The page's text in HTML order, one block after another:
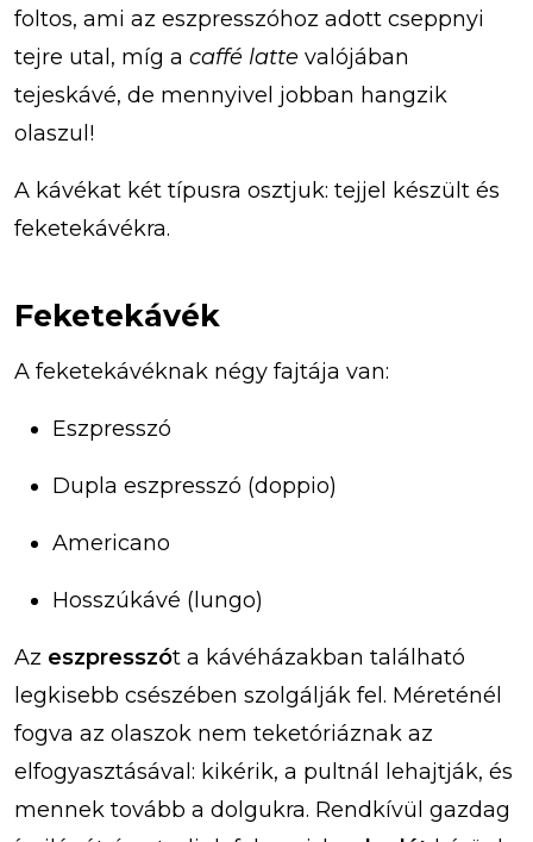
foltos, ami az eszpresszóhoz adott cseppnyi
tejre utal, míg a caffé latte valójában
tejeskávé, de mennyivel jobban hangzik
olaszul!
A kávékat két típusra osztjuk: tejjel készült és
feketekávékra.
Feketekávék
A feketekávéknak négy fajtája van:
Eszpresszó
Dupla eszpresszó (doppio)
Americano
Hosszúkávé (lungo)
Az eszpresszót a kávéházakban található
legkisebb csészében szolgálják fel. Méreténél
fogva az olaszok nem teketóriáznak az
elfogyasztásával: kikérik, a pultnál lehajtják, és
mennek tovább a dolgukra. Rendkívül gazdag